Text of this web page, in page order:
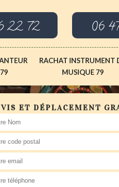
22 72 06
79
RACHAT INSTRUMENT
MUSIQUE 79
ET DÉPLACEMENT